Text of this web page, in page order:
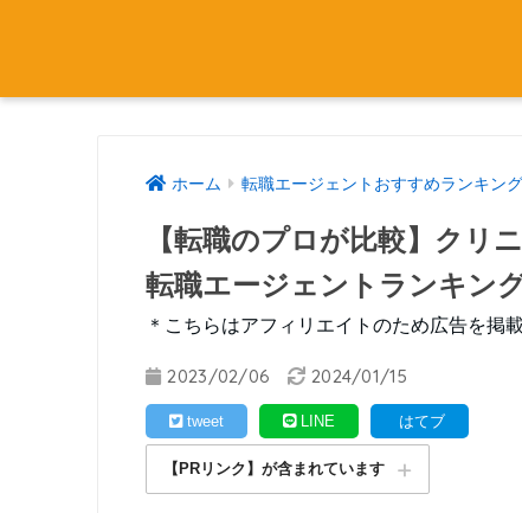
ホーム 転職エージェントおすすめランキング
【転職のプロが比較】クリ
転職エージェントランキン
＊こちらはアフィリエイトのため広告を掲
2023/02/06 2024/01/15
tweet LINE はてブ
【PRリンク】が含まれています